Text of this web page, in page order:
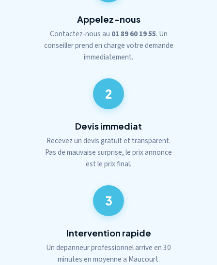
Appelez-nous
Contactez-nous au 01 89 60 19 55. Un
conseiller prend en charge votre demande
immediatement.
2
Devis immediat
Recevez un devis gratuit et transparent.
Pas de mauvaise surprise, le prix annonce
est le prix final.
3
Intervention rapide
Un depanneur professionnel arrive en 30
minutes en moyenne a Maucourt.